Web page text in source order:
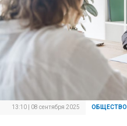
13:10 | 08 сентября 2025 ОБЩЕСТВО